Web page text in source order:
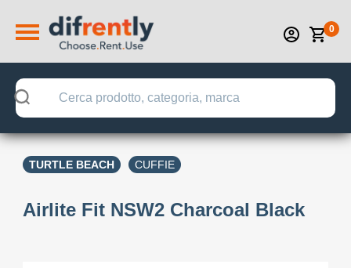
0
TURTLE BEACH CUFFIE
Airlite Fit NSW2 Charcoal Black